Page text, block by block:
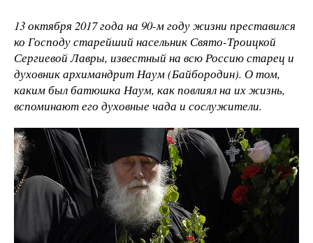
13 октября 2017 года на 90-м году жизни преставился
ко Господу старейший насельник Свято-Троицкой
Сергиевой Лавры, известный на всю Россию старец и
духовник архимандрит Наум (Байбородин). О том,
каким был батюшка Наум, как повлиял на их жизнь,
вспоминают его духовные чада и сослужители.